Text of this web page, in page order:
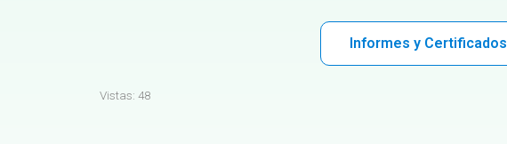
Informes y Certificados
Vistas: 48